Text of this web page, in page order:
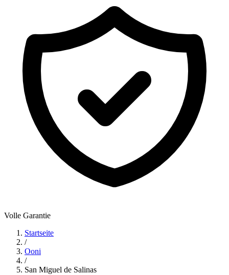
Volle Garantie
Startseite
/
Ooni
/
San Miguel de Salinas